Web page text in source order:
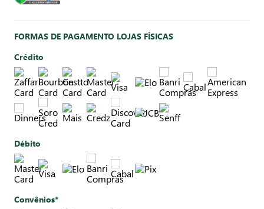
FORMAS DE PAGAMENTO LOJAS FÍSICAS
Crédito
Débito
Convênios*